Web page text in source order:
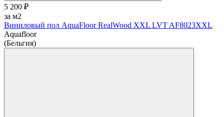
5 200 ₽
за м2
Виниловый пол AquaFloor RealWood XХL LVT AF8023XXL
Aquafloor
(Бельгия)